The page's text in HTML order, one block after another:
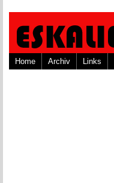
Home Archiv Links